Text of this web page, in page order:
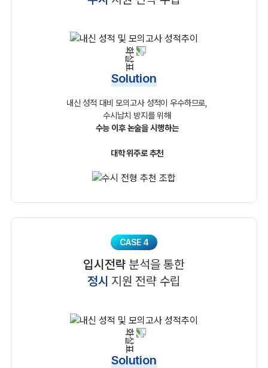
Solution
내신 성적 대비 모의고사 성적이 우수하므로,
수시납치 방지를 위해
수능 이후 논술을 시행하는
대학 위주로 추천
CASE 4
입시전략 분석을 통한
정시 지원 전략 수립
Solution